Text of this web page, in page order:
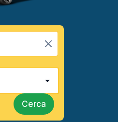
Cerca